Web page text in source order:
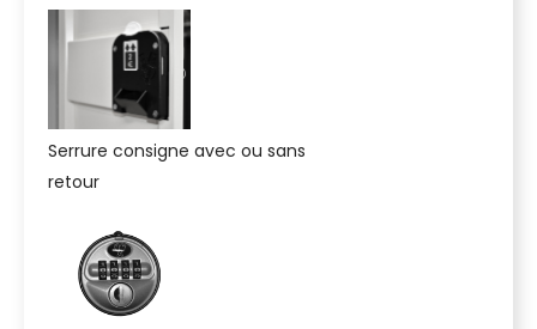
Serrure consigne avec ou sans
retour